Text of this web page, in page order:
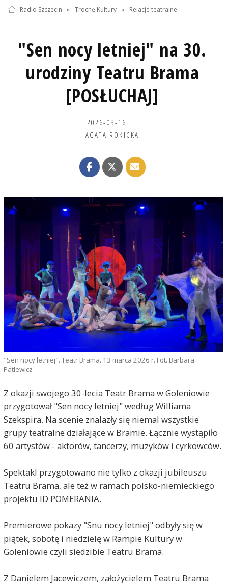
Radio Szczecin » Trochę Kultury » Relacje teatralne
"Sen nocy letniej" na 30.
urodziny Teatru Brama
[POSŁUCHAJ]
2026-03-16
AGATA ROKICKA
"Sen nocy letniej". Teatr Brama. 13 marca 2026 r. Fot. Barbara
Patlewicz
Z okazji swojego 30-lecia Teatr Brama w Goleniowie
przygotował "Sen nocy letniej" według Williama
Szekspira. Na scenie znalazły się niemal wszystkie
grupy teatralne działające w Bramie. Łącznie wystąpiło
60 artystów - aktorów, tancerzy, muzyków i cyrkowców.
Spektakl przygotowano nie tylko z okazji jubileuszu
Teatru Brama, ale też w ramach polsko-niemieckiego
projektu ID POMERANIA.
Premierowe pokazy "Snu nocy letniej" odbyły się w
piątek, sobotę i niedzielę w Rampie Kultury w
Goleniowie czyli siedzibie Teatru Brama.
Z Danielem Jacewiczem, założycielem Teatru Brama